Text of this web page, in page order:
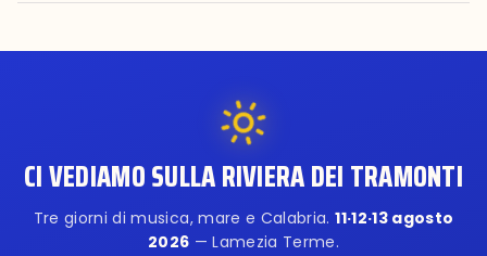
CI VEDIAMO SULLA RIVIERA DEI TRAMONTI
Tre giorni di musica, mare e Calabria.11·12·13 agosto
2026 — Lamezia Terme.